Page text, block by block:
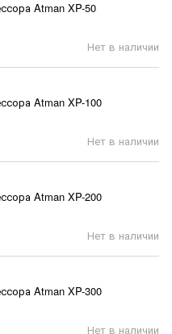
Atman XP-50
Нет в наличии
Atman XP-100
Нет в наличии
Atman XP-200
Нет в наличии
Atman XP-300
Нет в наличии